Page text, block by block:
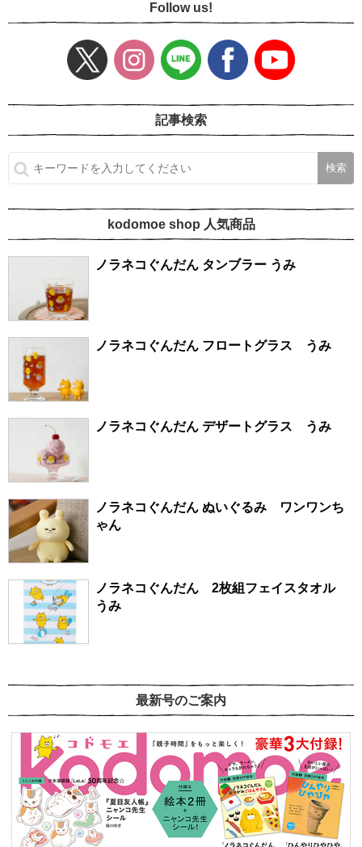
Follow us!
記事検索
kodomoe shop 人気商品
ノラネコぐんだん タンブラー うみ
ノラネコぐんだん フロートグラス うみ
ノラネコぐんだん デザートグラス うみ
ノラネコぐんだん ぬいぐるみ ワンワンち
ゃん
ノラネコぐんだん 2枚組フェイスタオル
うみ
最新号のご案内